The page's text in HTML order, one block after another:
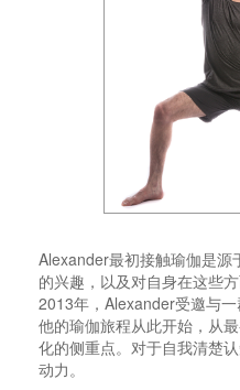
Alexander最初接触瑜伽是源
的兴趣，以及对自身在这些
2013年，Alexander受邀与
他的瑜伽旅程从此开始，从
化的侧重点。对于自我清楚
动力。